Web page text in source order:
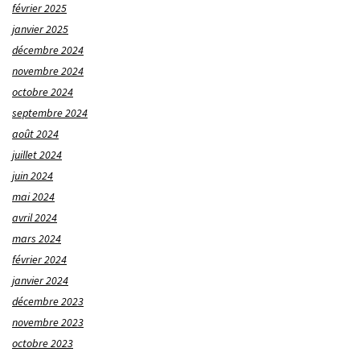
février 2025
janvier 2025
décembre 2024
novembre 2024
octobre 2024
septembre 2024
août 2024
juillet 2024
juin 2024
mai 2024
avril 2024
mars 2024
février 2024
janvier 2024
décembre 2023
novembre 2023
octobre 2023